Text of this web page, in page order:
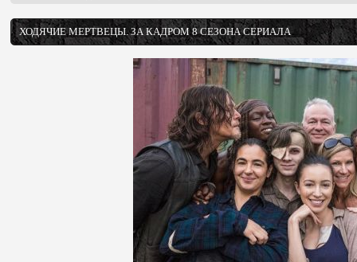
ХОДЯЧИЕ МЕРТВЕЦЫ. ЗА КАДРОМ 8 СЕЗОНА СЕРИАЛА